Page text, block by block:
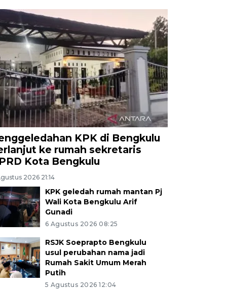
KPK di Bengkulu
ke rumah sekretaris
Kota Bengkulu
2026 21:14
KPK geledah rumah mantan Pj
Wali Kota Bengkulu Arif
Gunadi
6 Agustus 2026 08:25
RSJK Soeprapto Bengkulu
usul perubahan nama jadi
Rumah Sakit Umum Merah
Putih
5 Agustus 2026 12:04